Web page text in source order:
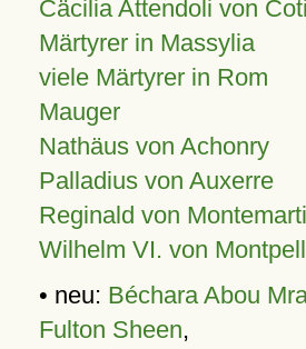
Cäcilia Attendoli von
Märtyrer in Massylia
viele Märtyrer in Rom
Mauger
Nathäus von Achonry
Palladius von Auxerre
Reginald von Montemarti
Wilhelm VI. von
• neu: Béchara Abou
Fulton Sheen,